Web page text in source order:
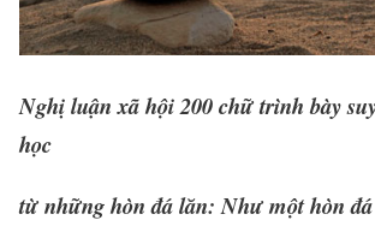
Nghị luận xã hội 200 chữ trình bày
học
từ những hòn đá lăn: Như một hòn